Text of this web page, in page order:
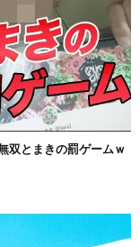
双とまきの罰ゲームｗ